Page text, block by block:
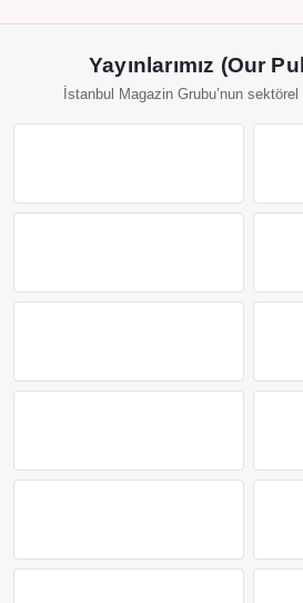
Yayınlarımız (Our
İstanbul Magazin Grubu’nun sektörel